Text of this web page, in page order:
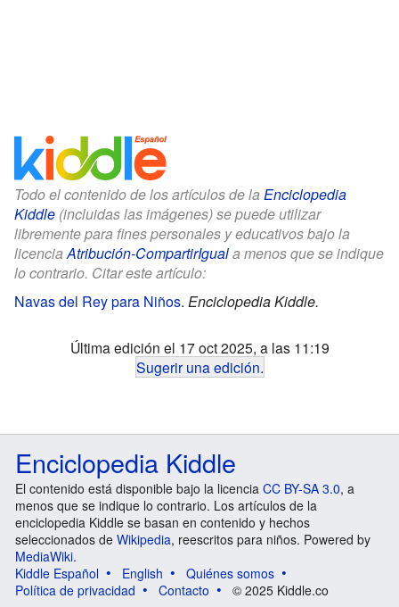
Todo el contenido de los artículos de la Enciclopedia
Kiddle (incluidas las imágenes) se puede utilizar
libremente para fines personales y educativos bajo la
licenciaAtribución-CompartirIguala menos que se indique
lo contrario. Citar este artículo:
Navas del Rey para Niños. Enciclopedia Kiddle.
Última edición el 17 oct 2025, a las 11:19
Sugerir una edición.
Enciclopedia Kiddle
El contenido está disponible bajo la licencia CC BY-SA 3.0, a
menos que se indique lo contrario. Los artículos de la
enciclopedia Kiddle se basan en contenido y hechos
seleccionados de Wikipedia, reescritos para niños. Powered by
MediaWiki.
Kiddle Español
English
Quiénes somos
Política de privacidad
Contacto © 2025 Kiddle.co